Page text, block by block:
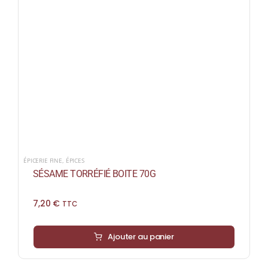
ÉPICERIE FINE ÉPICES
SÉSAME TORRÉFIÉ BOITE 70G
7,20 € TTC
Ajouter au panier